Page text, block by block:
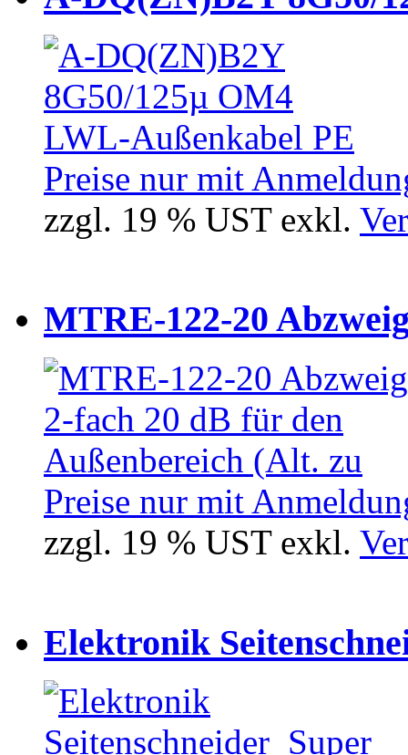
Preise nur mit
zzgl. 19 % UST exkl.
MTRE-122-20
Preise nur mit
zzgl. 19 % UST exkl.
Elektronik